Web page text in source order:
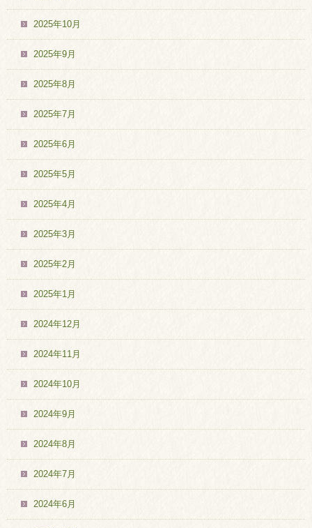
2025年10月
2025年9月
2025年8月
2025年7月
2025年6月
2025年5月
2025年4月
2025年3月
2025年2月
2025年1月
2024年12月
2024年11月
2024年10月
2024年9月
2024年8月
2024年7月
2024年6月